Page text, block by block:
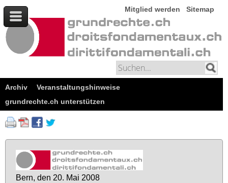
Mitglied werden Sitemap
Archiv
Veranstaltungshinweise
grundrechte.ch unterstützen
Bern, den 20. Mai 2008